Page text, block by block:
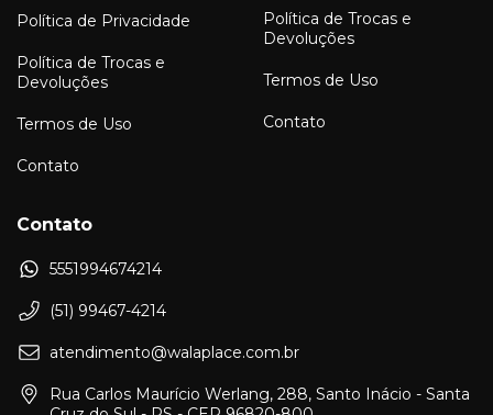
Política de Privacidade
Política de Trocas e
Devoluções
Termos de Uso
Contato
Política de Trocas e
Devoluções
Termos de Uso
Contato
Contato
5551994674214
(51) 99467-4214
atendimento@walaplace.com.br
Rua Carlos Maurício Werlang, 288, Santo Inácio - Santa